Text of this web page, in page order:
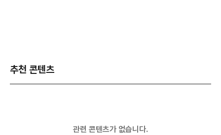
추천 콘텐츠
관련 콘텐츠가 없습니다.